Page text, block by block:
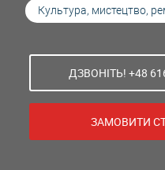
Культура, мистецтво,
ДЗВОНІТЬ! +48
ЗАМОВИТИ